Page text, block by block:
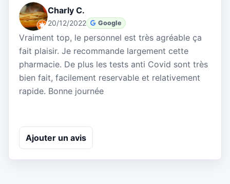
Charly C.
20/12/2022 Google
Vraiment top, le personnel est très agréable ça
fait plaisir. Je recommande largement cette
pharmacie. De plus les tests anti Covid sont très
bien fait, facilement reservable et relativement
rapide. Bonne journée
Ajouter un avis